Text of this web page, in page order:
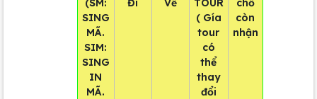
(SM:
SING
MÃ.
SIM:
SING
IN
MÃ.
Đi
Về
TOUR
( Gía
tour
có
thể
thay
đổi
chỗ
còn
nhận